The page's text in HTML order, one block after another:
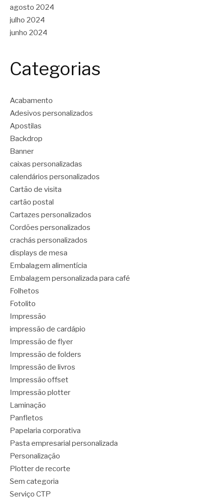
agosto 2024
julho 2024
junho 2024
Categorias
Acabamento
Adesivos personalizados
Apostilas
Backdrop
Banner
caixas personalizadas
calendários personalizados
Cartão de visita
cartão postal
Cartazes personalizados
Cordões personalizados
crachás personalizados
displays de mesa
Embalagem alimentícia
Embalagem personalizada para café
Folhetos
Fotolito
Impressão
impressão de cardápio
Impressão de flyer
Impressão de folders
Impressão de livros
Impressão offset
Impressão plotter
Laminação
Panfletos
Papelaria corporativa
Pasta empresarial personalizada
Personalização
Plotter de recorte
Sem categoria
Serviço CTP